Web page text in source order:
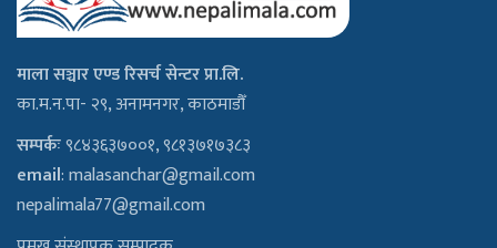
माला सञ्चार एण्ड रिसर्च सेन्टर प्रा.लि.
का.म.न.पा- २९, अनामनगर, काठमाडौँ
सम्पर्कः९८४३६३७००१, ९८१३७१७३८३
email:malasanchar@gmail.com
nepalimala77@gmail.com